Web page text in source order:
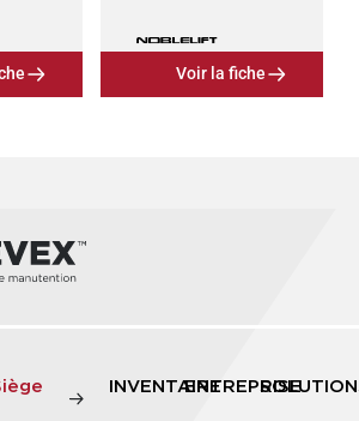
Voir la fiche
INVENTAIREENTREPRISE